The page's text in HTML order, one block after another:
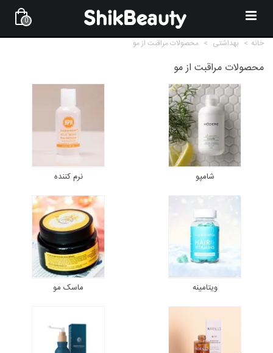
0
خانه > بهداشتی > محصولات مراقبت از مو
محصولات مراقبت از مو
شامپو نرم کننده
ویتامینه ماسک مو